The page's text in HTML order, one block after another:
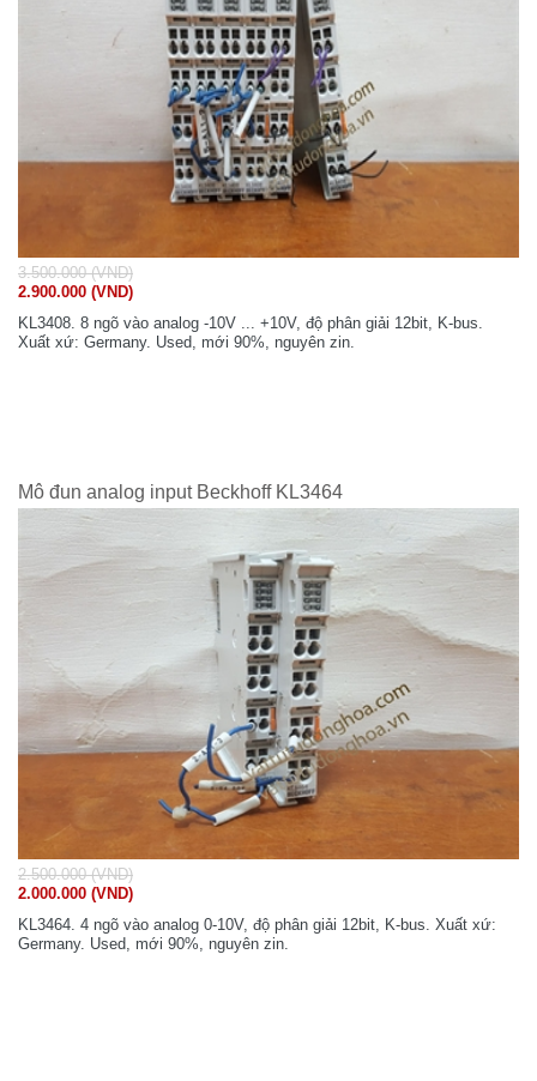
3.500.000 (VND)
2.900.000 (VND)
KL3408. 8 ngõ vào analog -10V ... +10V, độ phân giải 12bit, K-bus.
Xuất xứ: Germany. Used, mới 90%, nguyên zin.
Mô đun analog input Beckhoff KL3464
2.500.000 (VND)
2.000.000 (VND)
KL3464. 4 ngõ vào analog 0-10V, độ phân giải 12bit, K-bus. Xuất xứ:
Germany. Used, mới 90%, nguyên zin.